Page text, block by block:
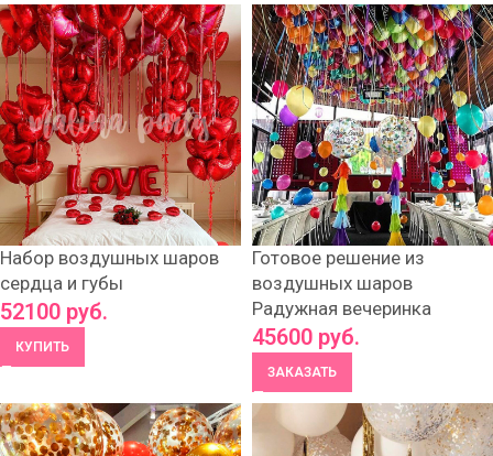
Набор воздушных шаров
сердца и губы
52100 руб.
КУПИТЬ
Готовое решение из
воздушных шаров
Радужная вечеринка
45600 руб.
ЗАКАЗАТЬ